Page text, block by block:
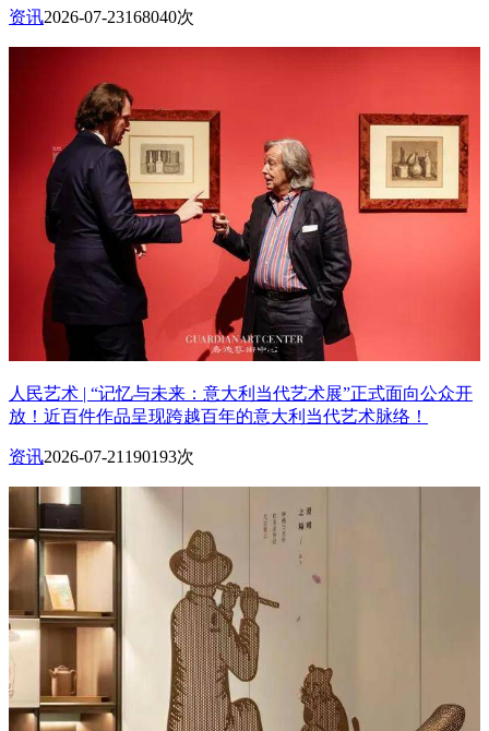
资讯2026-07-23168040次
人民艺术 | “记忆与未来：意大利当代艺术展”正式面向公众开
放！近百件作品呈现跨越百年的意大利当代艺术脉络！
资讯2026-07-21 190193次